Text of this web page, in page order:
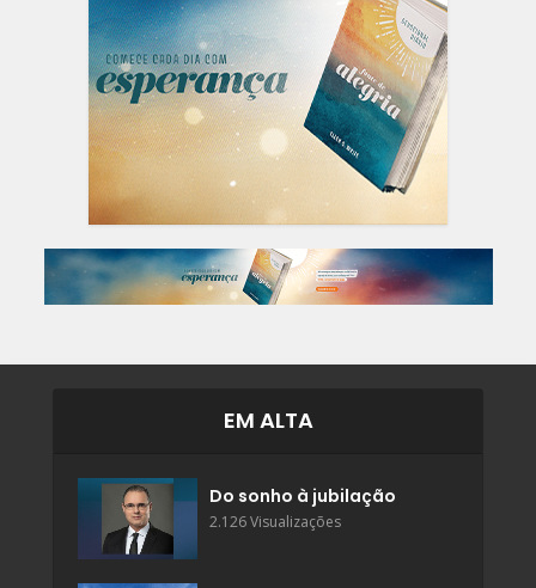
EM ALTA
Do sonho à jubilação
2.126 Visualizações